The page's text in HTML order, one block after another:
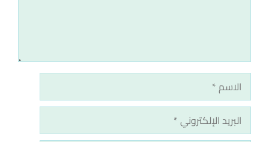
الاسم
البريد
الإلكتروني